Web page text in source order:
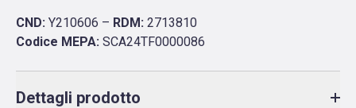
CND: Y210606 – RDM: 2713810
Codice MEPA: SCA24TF0000086
Dettagli prodotto